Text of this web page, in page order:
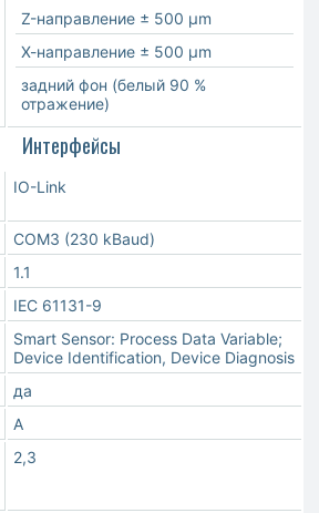
Z-направление ± 500 µm
Х-направление ± 500 µm
задний фон (белый 90 %
отражение)
Интерфейсы
IO-Link
COM3 (230 kBaud)
1.1
IEC 61131-9
Smart Sensor: Process Data Variable;
Device Identification, Device Diagnosis
да
A
2,3